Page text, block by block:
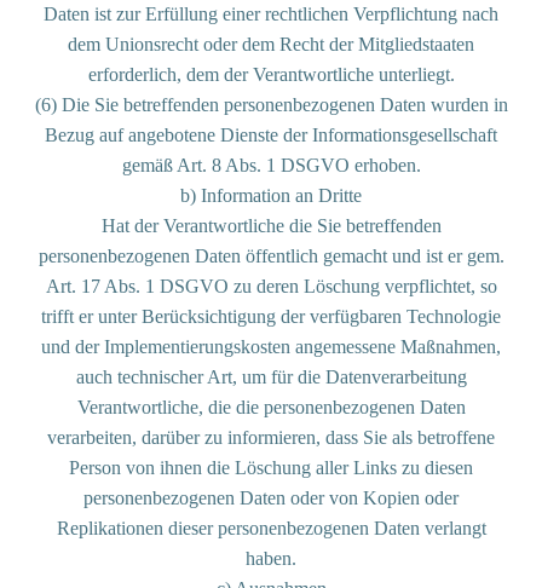
Daten ist zur Erfüllung einer rechtlichen Verpflichtung nach
dem Unionsrecht oder dem Recht der Mitgliedstaaten
erforderlich, dem der Verantwortliche unterliegt.
(6) Die Sie betreffenden personenbezogenen Daten wurden in
Bezug auf angebotene Dienste der Informationsgesellschaft
gemäß Art. 8 Abs. 1 DSGVO erhoben.
b) Information an Dritte
Hat der Verantwortliche die Sie betreffenden
personenbezogenen Daten öffentlich gemacht und ist er gem.
Art. 17 Abs. 1 DSGVO zu deren Löschung verpflichtet, so
trifft er unter Berücksichtigung der verfügbaren Technologie
und der Implementierungskosten angemessene Maßnahmen,
auch technischer Art, um für die Datenverarbeitung
Verantwortliche, die die personenbezogenen Daten
verarbeiten, darüber zu informieren, dass Sie als betroffene
Person von ihnen die Löschung aller Links zu diesen
personenbezogenen Daten oder von Kopien oder
Replikationen dieser personenbezogenen Daten verlangt
haben.